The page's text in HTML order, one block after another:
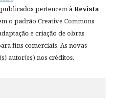
pertencem àRevista
o padrão Creative Commons
e criação de obras
fins comerciais. As novas
autor(es) nos créditos.